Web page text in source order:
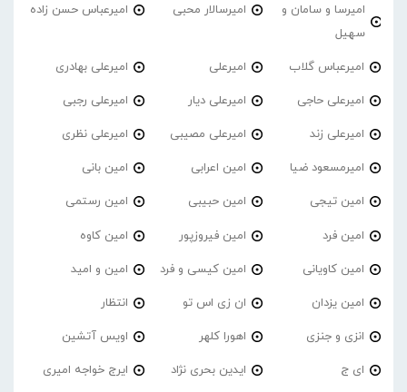
امیرسا و سامان و
سهیل
امیرسالار محبی امیرعباس حسن زاده
امیرعباس گلاب امیرعلی امیرعلی بهادری
امیرعلی حاجی امیرعلی دیار امیرعلی رجبی
امیرعلی زند امیرعلی مصیبی امیرعلی نظری
امیرمسعود ضیا امین اعرابی امین بانی
امین تیجی امین حبیبی امین رستمی
امین فرد امین فیروزپور امین کاوه
امین کاویانی امین کیسی و فرد امین و امید
امین یزدان ان زی اس تو انتظار
انزی و جنزی اهورا کلهر اویس آتشین
ای ج ایدین بحری نژاد ایرج خواجه امیری